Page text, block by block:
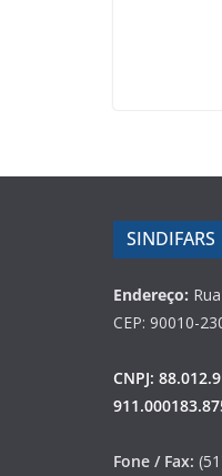
SINDIFARS
Endereço:
CEP: 90010-
CNPJ:
Fone / Fax: